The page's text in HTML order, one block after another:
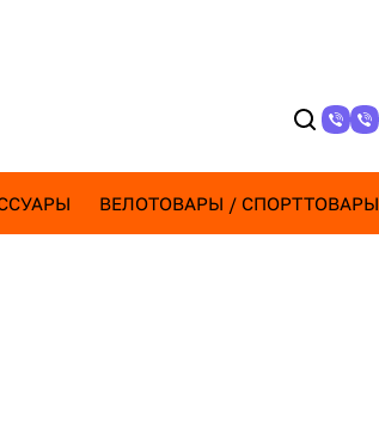
ВЕЛОТОВАРЫ / СПОРТТОВАРЫ